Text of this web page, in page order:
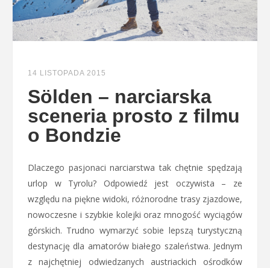
14 LISTOPADA 2015
Sölden – narciarska
sceneria prosto z filmu
o Bondzie
Dlaczego pasjonaci narciarstwa tak chętnie spędzają
urlop w Tyrolu? Odpowiedź jest oczywista – ze
względu na piękne widoki, różnorodne trasy zjazdowe,
nowoczesne i szybkie kolejki oraz mnogość wyciągów
górskich. Trudno wymarzyć sobie lepszą turystyczną
destynację dla amatorów białego szaleństwa. Jednym
z najchętniej odwiedzanych austriackich ośrodków